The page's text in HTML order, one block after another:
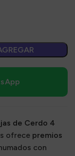
de Cerdo 4
ofrece premios
con